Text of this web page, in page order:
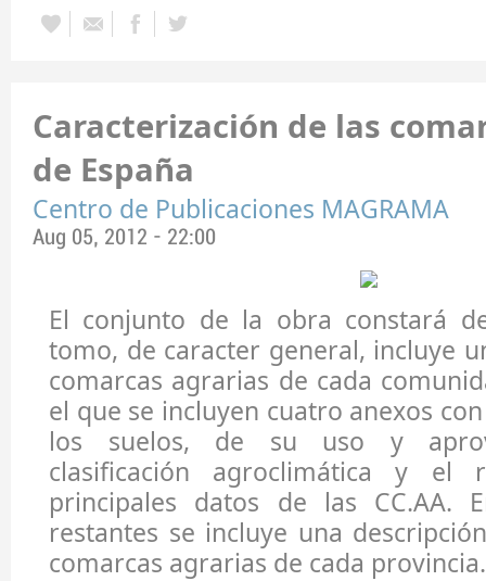
Caracterización de las
de España
Centro de Publicaciones MAGRAMA
Aug 05, 2012 - 22:00
El conjunto de la obra constará
tomo, de caracter general, incluye
comarcas agrarias de cada
el que se incluyen cuatro anexos
los suelos, de su uso y
clasificación agroclimática y el
principales datos de las CC.AA.
restantes se incluye una
comarcas agrarias de cada provincia.